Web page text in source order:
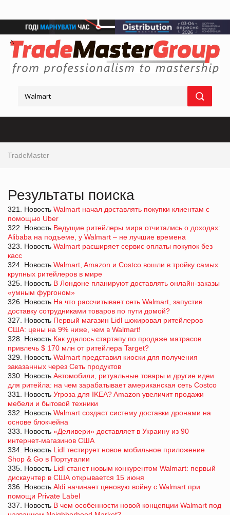
TradeMaster
Результаты поиска
321. Новость Walmart начал доставлять покупки клиентам с
помощью Uber
322. Новость Ведущие ритейлеры мира отчитались о доходах:
Alibaba на подъеме, у Walmart – не лучшие времена
323. Новость Walmart расширяет сервис оплаты покупок без
касс
324. Новость Walmart, Amazon и Costco вошли в тройку самых
крупных ритейлеров в мире
325. Новость В Лондоне планируют доставлять онлайн-заказы
«умным фургоном»
326. Новость На что рассчитывает сеть Walmart, запустив
доставку сотрудниками товаров по пути домой?
327. Новость Первый магазин Lidl шокировал ритейлеров
США: цены на 9% ниже, чем в Walmart!
328. Новость Как удалось стартапу по продаже матрасов
привлечь $ 170 млн от ритейлера Target?
329. Новость Walmart представил киоски для получения
заказанных через Сеть продуктов
330. Новость Автомобили, ритуальные товары и другие идеи
для ритейла: на чем зарабатывает американская сеть Costco
331. Новость Угроза для IKEA? Amazon увеличит продажи
мебели и бытовой техники
332. Новость Walmart создаст систему доставки дронами на
основе блокчейна
333. Новость «Деливери» доставляет в Украину из 90
интернет-магазинов США
334. Новость Lidl тестирует новое мобильное приложение
Shop & Go в Португалии
335. Новость Lidl станет новым конкурентом Walmart: первый
дискаунтер в США открывается 15 июня
336. Новость Aldi начинает ценовую войну с Walmart при
помощи Private Label
337. Новость В чем особенности новой концепции Walmart под